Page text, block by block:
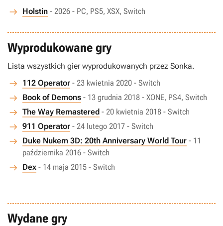
Holstin - 2026 - PC, PS5, XSX, Switch
Wyprodukowane gry
Lista wszystkich gier wyprodukowanych przez Sonka.
112 Operator - 23 kwietnia 2020 - Switch
Book of Demons - 13 grudnia 2018 - XONE, PS4, Switch
The Way Remastered - 20 kwietnia 2018 - Switch
911 Operator - 24 lutego 2017 - Switch
Duke Nukem 3D: 20th Anniversary World Tour - 11
października 2016 - Switch
Dex - 14 maja 2015 - Switch
Wydane gry